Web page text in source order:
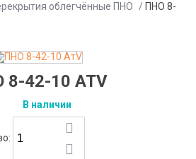
облегчённые ПНО / ПНО 8-
8-42-10 АТV
В наличии